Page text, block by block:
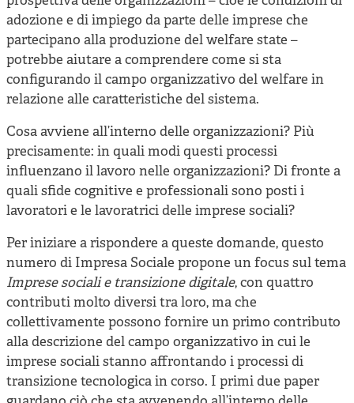
adozione e di impiego da parte delle imprese che
partecipano alla produzione del welfare state –
potrebbe aiutare a comprendere come si sta
configurando il campo organizzativo del welfare in
relazione alle caratteristiche del sistema.
Cosa avviene all’interno delle organizzazioni? Più
precisamente: in quali modi questi processi
influenzano il lavoro nelle organizzazioni? Di fronte a
quali sfide cognitive e professionali sono posti i
lavoratori e le lavoratrici delle imprese sociali?
Per iniziare a rispondere a queste domande, questo
numero di Impresa Sociale propone un focus sul tema
Imprese sociali e transizione digitale, con quattro
contributi molto diversi tra loro, ma che
collettivamente possono fornire un primo contributo
alla descrizione del campo organizzativo in cui le
imprese sociali stanno affrontando i processi di
transizione tecnologica in corso. I primi due paper